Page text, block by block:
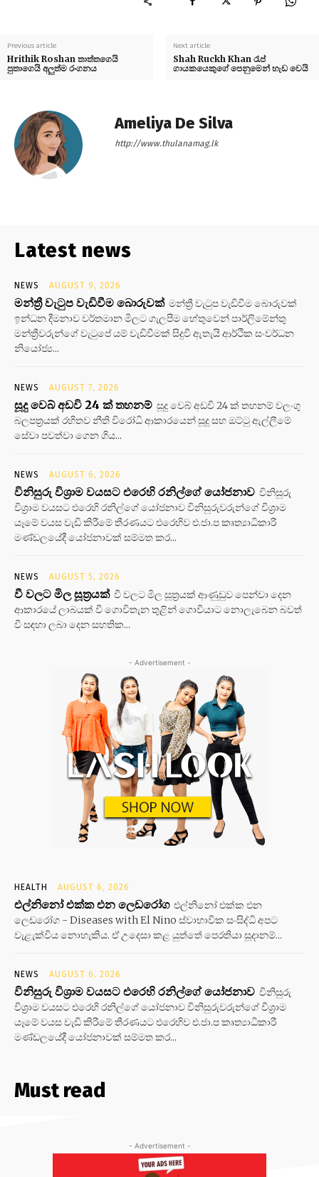
Previous article
Hrithik Roshan තාත්තගෙයි
පුතාගෙයි අලුත්ම රංගනය
Next article
Shah Ruckh Khan රැප්
ගායකයෙකුගේ පෙනුමෙන් හැඩ වෙයි
Ameliya De Silva
http://www.thulanamag.lk
Latest news
NEWS AUGUST 9, 2026
මන්ත්‍රී වැටුප වැඩිවීම බොරුවක් මන්ත්‍රී වැටුප වැඩිවීම බොරුවක්
ඉන්ධන දීමනාව වර්තමාන මිලට ගැලපීම හේතුවෙන් පාර්ලිමේන්තු
මන්ත්‍රීවරුන්ගේ වැටුපේ යම් වැඩිවීමක් සිදුවී ඇතැයි ආර්ථික සංවර්ධන
නියෝජ්‍ය...
NEWS AUGUST 7, 2026
සූදු වෙබ් අඩවි 24 ක් තහනම් සූදු වෙබ් අඩවි 24 ක් තහනම් වලංගු
බලපත්‍රයක් රහිතව නීති විරෝධි ආකාරයෙන් සූදු සහ ඔට්ටු ඇල්ලීමේ
සේවා පවත්වා ගෙන ගිය...
NEWS AUGUST 6, 2026
විනිසුරු විශ්‍රාම වයසට එරෙහි රනිල්ගේ යෝජනාව විනිසුරු
විශ්‍රාම වයසට එරෙහි රනිල්ගේ යෝජනාව විනිසුරුවරුන්ගේ විශ්‍රාම
යෑමේ වයස වැඩි කිරීමේ තීරණයට එරෙහිව එ.ජා.ප කෘත්‍යාධිකාරී
මණ්ඩලයේදී යෝජනාවක් සම්මත කර...
NEWS AUGUST 5, 2026
වී වලට මිල සූත්‍රයක් වී වලට මිල සූත්‍රයක් ආණුඩුව පෙන්වා දෙන
ආකාරයේ ලාබයක් වී ගොවිතැන තුළින් ගොවියාට නොලැබෙන බවත්
වී සඳහා ලබා දෙන සහතික...
- Advertisement -
HEALTH AUGUST 6, 2026
එල්නිනෝ එක්ක එන ලෙඩරෝග එල්නිනෝ එක්ක එන
ලෙඩරෝග - Diseases with El Nino ස්වාභාවික සංසිද්ධි අපට
වැළැක්විය නොහැකිය. ඒ උදෙසා කළ යුත්තේ පෙරතියා සූදානම්...
NEWS AUGUST 6, 2026
විනිසුරු විශ්‍රාම වයසට එරෙහි රනිල්ගේ යෝජනාව විනිසුරු
විශ්‍රාම වයසට එරෙහි රනිල්ගේ යෝජනාව විනිසුරුවරුන්ගේ විශ්‍රාම
යෑමේ වයස වැඩි කිරීමේ තීරණයට එරෙහිව එ.ජා.ප කෘත්‍යාධිකාරී
මණ්ඩලයේදී යෝජනාවක් සම්මත කර...
Must read
- Advertisement -